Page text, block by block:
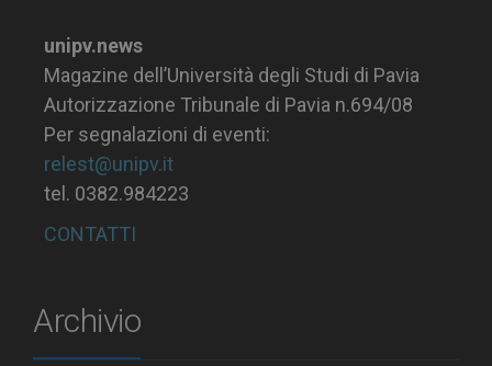
unipv.news
Magazine dell’Università degli Studi di Pavia
Autorizzazione Tribunale di Pavia n.694/08
Per segnalazioni di eventi:
relest@unipv.it
tel. 0382.984223
CONTATTI
Archivio